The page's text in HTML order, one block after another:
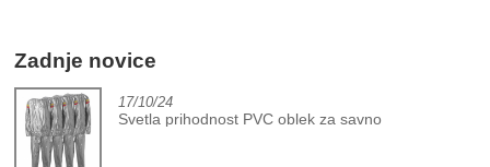
Zadnje novice
17/10/24
Svetla prihodnost PVC oblek za savno